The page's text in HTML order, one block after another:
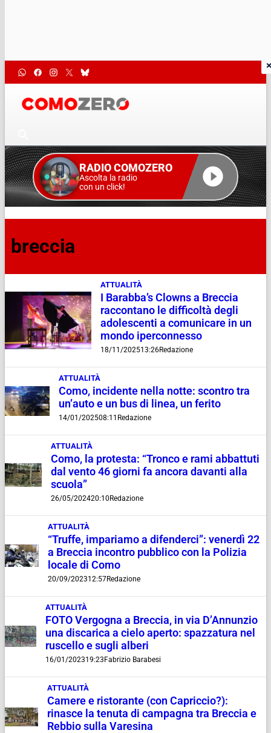
RADIO COMOZERO
Ascolta la radio
con un click!
breccia
ATTUALITÀ
I Barabba’s Clowns a Breccia
raccontano le difficoltà degli
adolescenti a comunicare in un
mondo iperconnesso
18/11/202513:26Redazione
ATTUALITÀ
Como, incidente nella notte: scontro tra
un’auto e un bus di linea, un ferito
14/01/202508:11 Redazione
ATTUALITÀ
Como, la protesta: “Tronco e rami abbattuti
dal vento 46 giorni fa ancora davanti alla
scuola”
26/05/202420:10Redazione
ATTUALITÀ
“Truffe, impariamo a difenderci”: venerdì 22
a Breccia incontro pubblico con la Polizia
locale di Como
20/09/202312:57Redazione
ATTUALITÀ
FOTO Vergogna a Breccia, in via D’Annunzio
una discarica a cielo aperto: spazzatura nel
ruscello e sugli alberi
16/01/202319:23Fabrizio Barabesi
ATTUALITÀ
Camere e ristorante (con Capriccio?):
rinasce la tenuta di campagna tra Breccia e
Rebbio sulla Varesina